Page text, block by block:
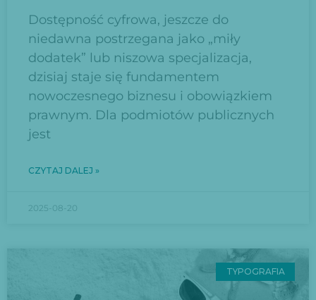
Dostępność cyfrowa, jeszcze do
niedawna postrzegana jako „miły
dodatek” lub niszowa specjalizacja,
dzisiaj staje się fundamentem
nowoczesnego biznesu i obowiązkiem
prawnym. Dla podmiotów publicznych
jest
CZYTAJ DALEJ »
2025-08-20
TYPOGRAFIA